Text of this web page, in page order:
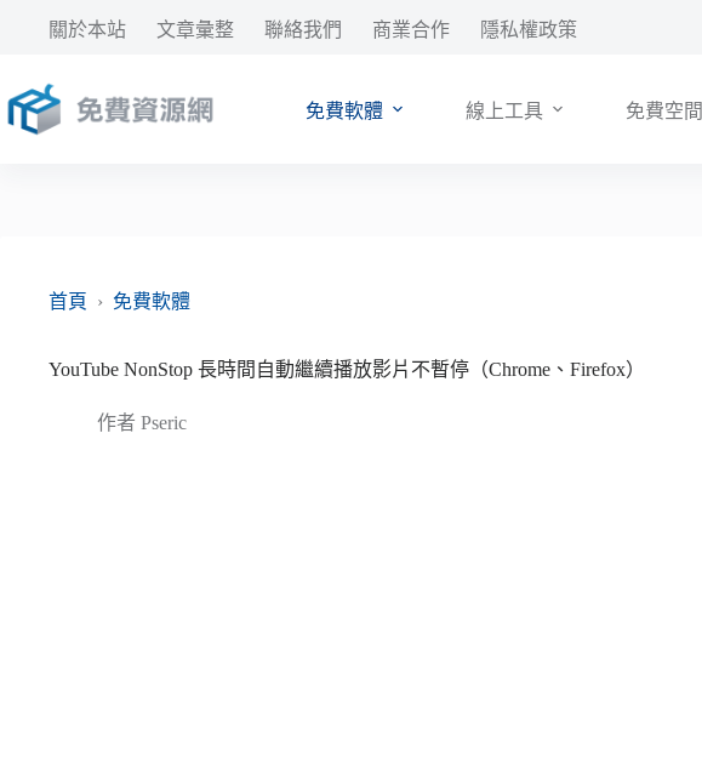
要
內
關於本站 文章彙整 聯絡我們 商業合作 隱私權政策
免費軟體 線上工具 免費空間
首頁 › 免費軟體
YouTube NonStop 長時間自動繼續播放影片不暫停（Chrome、Firefox）
作者 Pseric